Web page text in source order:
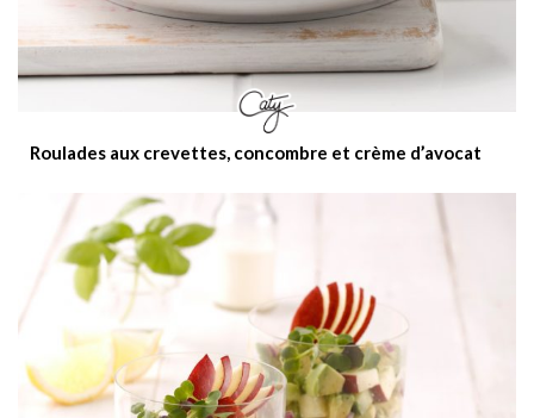
Roulades aux crevettes, concombre et crème d’avocat